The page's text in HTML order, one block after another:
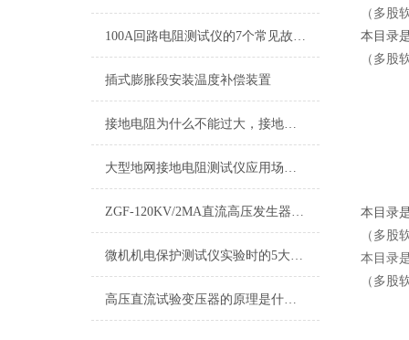
100A回路电阻测试仪的7个常见故障及原因
插式膨胀段安装温度补偿装置
接地电阻为什么不能过大，接地电阻过大的危害
大型地网接地电阻测试仪应用场景有哪些？
ZGF-120KV/2MA直流高压发生器 分体和一体技术参数
微机机电保护测试仪实验时的5大注意事项，你可千万要当心！
高压直流试验变压器的原理是什么？
（多股
本目录
（多股
本目录
（多股
本目录
（多股